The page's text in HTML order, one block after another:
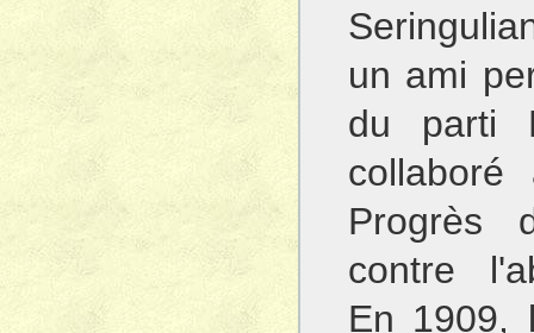
un ami
du parti
Progrès
contre
En 1909,